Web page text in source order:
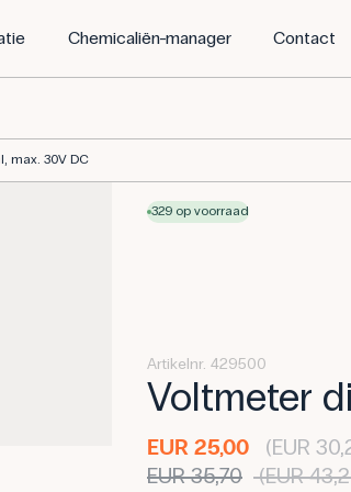
Chemicaliën-manager Contact
max. 30V DC
329 op voorraad
Artikelnr. 429500
Voltmeter
EUR 25,00
(EUR
EUR 35,70 (EUR